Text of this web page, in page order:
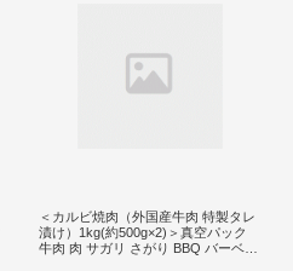
＜カルビ焼肉（外国産牛肉 特製タレ
漬け）1kg(約500g×2)＞真空パック
牛肉 肉 サガリ さがり BBQ バーベキ